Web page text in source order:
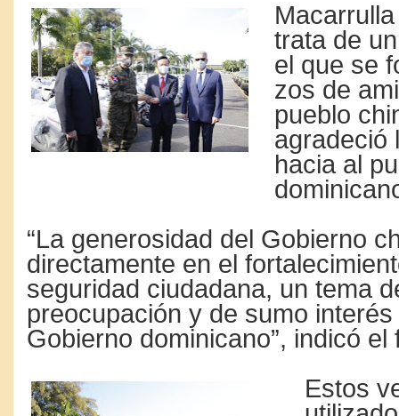
trata de
el que se
zos de
pueblo
agradeció
hacia al
“La generosidad del Go­bierno
di­rectamente en el
seguridad ciudadana, un tema
preocupación y de sumo
Gobierno do­minicano”, indicó el
Estos